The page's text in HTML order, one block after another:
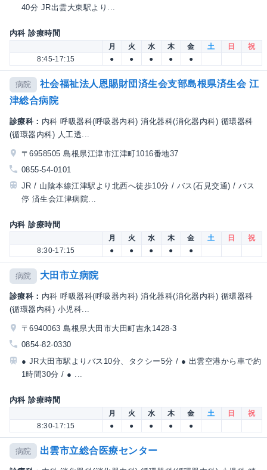
40分 JR出雲大東駅より...
内科 診療時間
月 火 水 木 金 土 日
祝
8:45-17:15
● ● ● ● ●
病院
社会福祉法人恩賜財団済生会支部島根県済生会 江
津総合病院
診療科： 内科 呼吸器科(呼吸器内科) 消化器科(消化器内科) 循環器科
(循環器内科) 人工透...
〒6958505 島根県江津市江津町1016番地37
0855-54-0101
JR / 山陰本線江津駅より北西へ徒歩10分 / バス(石見交通) / バス
停 済生会江津病院...
内科 診療時間
月 火 水 木 金 土 日
祝
8:30-17:15
● ● ● ● ●
病院 大田市立病院
診療科： 内科 呼吸器科(呼吸器内科) 消化器科(消化器内科) 循環器科
(循環器内科) 小児科...
〒6940063 島根県大田市大田町吉永1428-3
0854-82-0330
● JR大田市駅よりバス10分、タクシー5分 / ● 出雲空港から車で約
1時間30分 / ● ...
内科 診療時間
月 火 水 木 金 土 日
祝
8:30-17:15
● ● ● ● ●
病院 出雲市立総合医療センター